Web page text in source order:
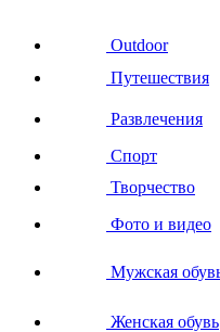
Outdoor
Путешествия
Развлечения
Спорт
Творчество
Фото и видео
Мужская
Женская обувь